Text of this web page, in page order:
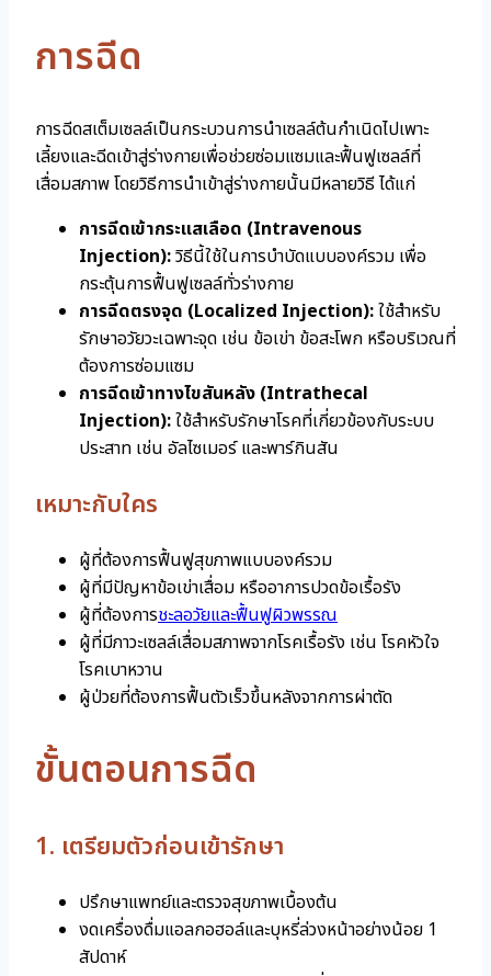
การฉีด
การฉีดสเต็มเซลล์เป็นกระบวนการนำเซลล์ต้นกำเนิดไปเพาะ
เลี้ยงและฉีดเข้าสู่ร่างกายเพื่อช่วยซ่อมแซมและฟื้นฟูเซลล์ที่
เสื่อมสภาพ โดยวิธีการนำเข้าสู่ร่างกายนั้นมีหลายวิธี ได้แก่
การฉีดเข้ากระแสเลือด (Intravenous
Injection):วิธีนี้ใช้ในการบำบัดแบบองค์รวม เพื่อ
กระตุ้นการฟื้นฟูเซลล์ทั่วร่างกาย
การฉีดตรงจุด (Localized Injection):ใช้สำหรับ
รักษาอวัยวะเฉพาะจุด เช่น ข้อเข่า ข้อสะโพก หรือบริเวณที่
ต้องการซ่อมแซม
การฉีดเข้าทางไขสันหลัง (Intrathecal
Injection):ใช้สำหรับรักษาโรคที่เกี่ยวข้องกับระบบ
ประสาท เช่น อัลไซเมอร์ และพาร์กินสัน
เหมาะกับใคร
ผู้ที่ต้องการฟื้นฟูสุขภาพแบบองค์รวม
ผู้ที่มีปัญหาข้อเข่าเสื่อม หรืออาการปวดข้อเรื้อรัง
ผู้ที่ต้องการชะลอวัยและฟื้นฟูผิวพรรณ
ผู้ที่มีภาวะเซลล์เสื่อมสภาพจากโรคเรื้อรัง เช่น โรคหัวใจ
โรคเบาหวาน
ผู้ป่วยที่ต้องการฟื้นตัวเร็วขึ้นหลังจากการผ่าตัด
ขั้นตอนการฉีด
1. เตรียมตัวก่อนเข้ารักษา
ปรึกษาแพทย์และตรวจสุขภาพเบื้องต้น
งดเครื่องดื่มแอลกอฮอล์และบุหรี่ล่วงหน้าอย่างน้อย 1
สัปดาห์